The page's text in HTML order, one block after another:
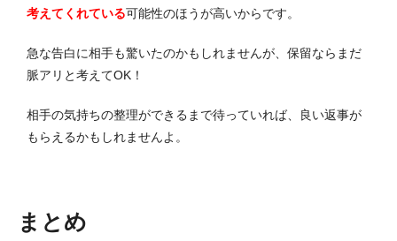
考えてくれている可能性のほうが高いからです。
急な告白に相手も驚いたのかもしれませんが、保留ならまだ
脈アリと考えてOK！
相手の気持ちの整理ができるまで待っていれば、良い返事が
もらえるかもしれませんよ。
まとめ